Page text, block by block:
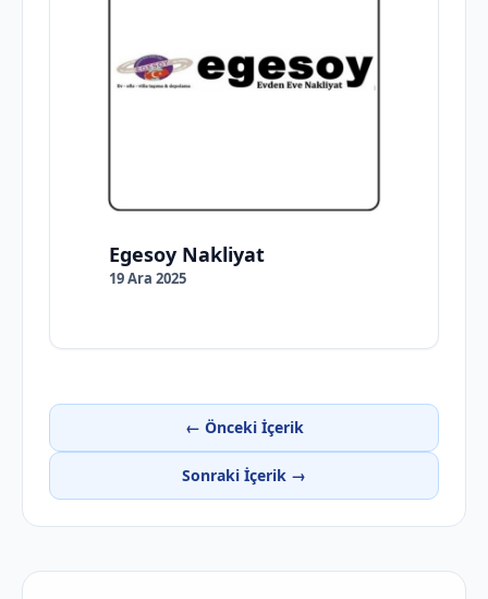
Egesoy Nakliyat
19 Ara 2025
← Önceki İçerik
Sonraki İçerik →